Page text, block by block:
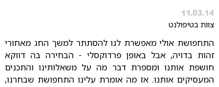
11.03.14
צוות בטיפולנט
התחפושת אולי מאפשרת לנו להסתתר למשך החג מאחורי
זהות בדויה, אבל באופן פרדוקסלי - הבחירה בה דווקא
חושפת אותנו ומספרת דבר מה על משאלותינו והתכנים
המעסיקים אותנו. אז מה אומרת עלינו התחפושת שבחרנו,